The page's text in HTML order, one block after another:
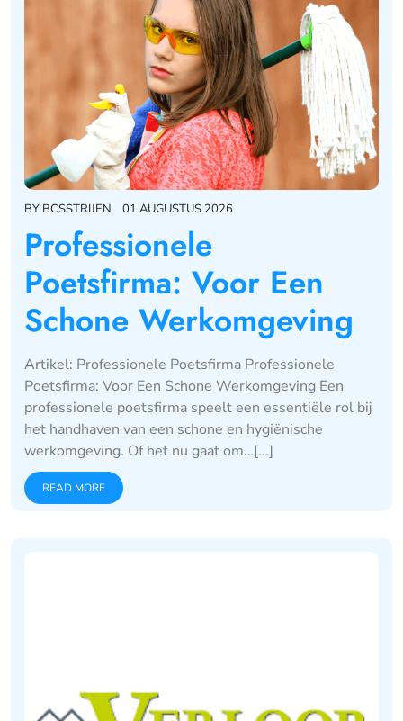
BY BCSSTRIJEN 01 AUGUSTUS 2026
Professionele
Poetsfirma: Voor Een
Schone Werkomgeving
Artikel: Professionele Poetsfirma Professionele
Poetsfirma: Voor Een Schone Werkomgeving Een
professionele poetsfirma speelt een essentiële rol bij
het handhaven van een schone en hygiënische
werkomgeving. Of het nu gaat om…[...]
READ MORE